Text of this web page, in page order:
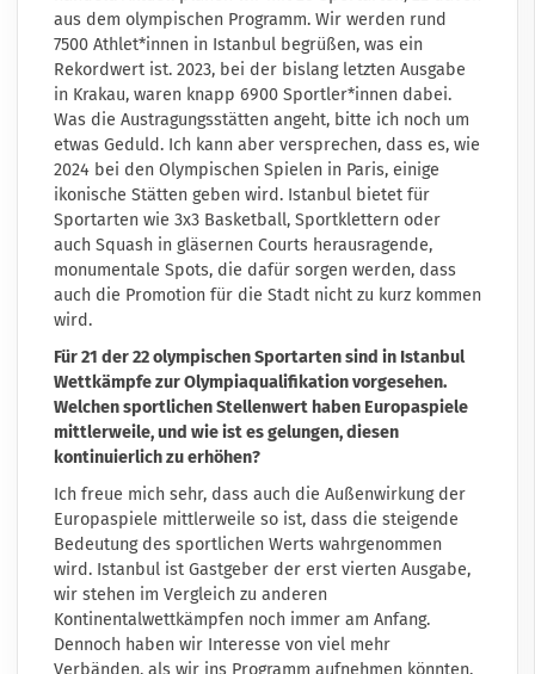
aus dem olympischen Programm. Wir werden rund
7500 Athlet*innen in Istanbul begrüßen, was ein
Rekordwert ist. 2023, bei der bislang letzten Ausgabe
in Krakau, waren knapp 6900 Sportler*innen dabei.
Was die Austragungsstätten angeht, bitte ich noch um
etwas Geduld. Ich kann aber versprechen, dass es, wie
2024 bei den Olympischen Spielen in Paris, einige
ikonische Stätten geben wird. Istanbul bietet für
Sportarten wie 3x3 Basketball, Sportklettern oder
auch Squash in gläsernen Courts herausragende,
monumentale Spots, die dafür sorgen werden, dass
auch die Promotion für die Stadt nicht zu kurz kommen
wird.
Für 21 der 22 olympischen Sportarten sind in Istanbul
Wettkämpfe zur Olympiaqualifikation vorgesehen.
Welchen sportlichen Stellenwert haben Europaspiele
mittlerweile, und wie ist es gelungen, diesen
kontinuierlich zu erhöhen?
Ich freue mich sehr, dass auch die Außenwirkung der
Europaspiele mittlerweile so ist, dass die steigende
Bedeutung des sportlichen Werts wahrgenommen
wird. Istanbul ist Gastgeber der erst vierten Ausgabe,
wir stehen im Vergleich zu anderen
Kontinentalwettkämpfen noch immer am Anfang.
Dennoch haben wir Interesse von viel mehr
Verbänden, als wir ins Programm aufnehmen könnten.